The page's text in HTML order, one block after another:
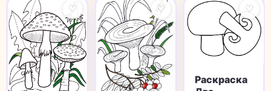
♡ ♡ ♡
Раскраска